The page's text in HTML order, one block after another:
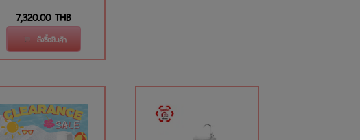
7,320.00 THB
สั่งซื้อสินค้า